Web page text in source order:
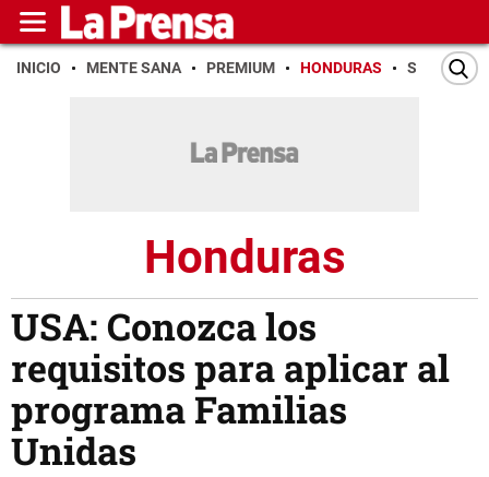
INICIO MENTE SANA PREMIUM HONDURAS SAN PEDRO
Honduras
USA: Conozca los
requisitos para aplicar al
programa Familias
Unidas